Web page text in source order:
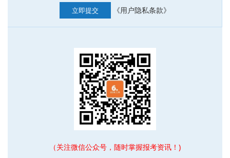
立即提交 《用户隐私条款》
（关注微信公众号，随时掌握报考资讯！)